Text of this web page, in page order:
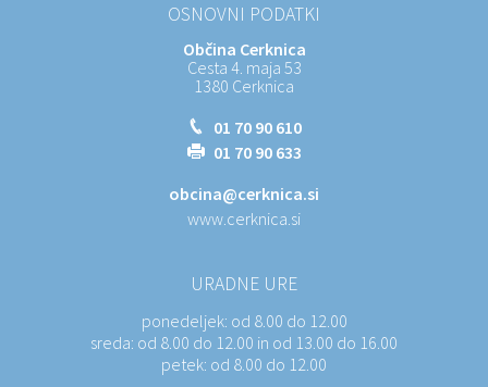
OSNOVNI PODATKI
Občina Cerknica
Cesta 4. maja 53
1380 Cerknica
01 70 90 610
01 70 90 633
obcina@cerknica.si
www.cerknica.si
URADNE URE
ponedeljek: od 8.00 do 12.00
sreda: od 8.00 do 12.00 in od 13.00 do 16.00
petek: od 8.00 do 12.00